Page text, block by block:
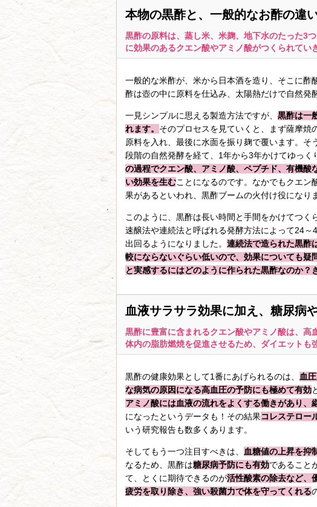
本物の黒酢と、一般的なお酢の違
黒酢の原料は、蒸し米、米麹、地下水のたった3
に効果のあるクエン酸やアミノ酸がつくられてい
一般的な米酢が、米から日本酒を造り、そこに酢
酢は壺の中に原料を仕込み、太陽熱だけで自然発
一見シンプルに思える製造方法ですが、 黒酢は一
れます。 そのプロセスを見ていくと、まず薩摩焼
原料を入れ、最後に水面を振り麹で覆います。
段階の自然発酵を経て、1年から3年かけてゆっ
の過程でクエン酸、アミノ酸、ペプチド、有機酸
い効果を生むことになるのです。なかでもクエン
果があるといわれ、黒酢ブームの火付け役になり
このように、黒酢は長い時間と手間をかけてつく
速醸法や連続法と呼ばれる発酵方法によって24
出回るようになりました。 連続法で造られた黒酢
較にならないぐらい低いので、効果についても疑
と実感するにはどのように作られた黒酢なのか？
血液サラサラ効果に加え、糖尿病
黒酢に豊富に含まれるクエン酸やアミノ酸は、高
体内の脂肪燃焼を促進させるため、ダイエットも
黒酢の健康効果として1番にあげられるのは、 血
な病気の原因になる高血圧の予防にも極めて有効
アミノ酸には血液の流れをよくする働きがあり、
になったというデータも！その結果コレステロー
いう研究報告も数多くあります。
そしてもう一つ注目すべきは、 血糖値の上昇を抑
なるため、黒酢は糖尿病予防にも有効であること
て、とくに期待できるのが活性酸素の除去など、
疲労を取り除き、強い殺菌力で体を守ってくれる